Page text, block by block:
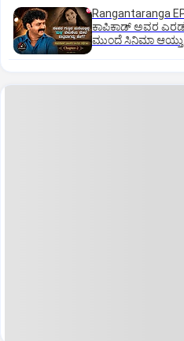
Rangantaranga
ಕಾಪಿಕಾಡ್‌ ಅವರ
ಮುಂದೆ ಸಿನಿಮಾ ಆಯ್ತು..